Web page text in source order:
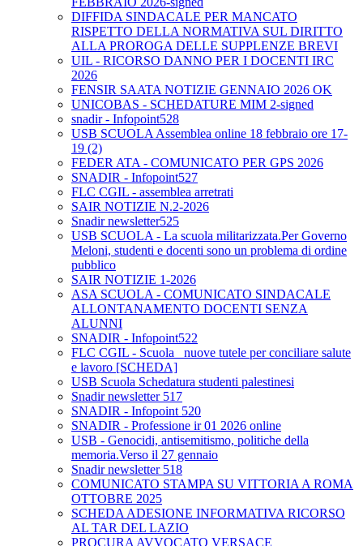
DIFFIDA SINDACALE PER MANCATO
RISPETTO DELLA NORMATIVA SUL DIRITTO
ALLA PROROGA DELLE SUPPLENZE BREVI
UIL - RICORSO DANNO PER I DOCENTI IRC
2026
FENSIR SAATA NOTIZIE GENNAIO 2026 OK
UNICOBAS - SCHEDATURE MIM 2-signed
snadir - Infopoint528
USB SCUOLA Assemblea online 18 febbraio ore 17-
19 (2)
FEDER ATA - COMUNICATO PER GPS 2026
SNADIR - Infopoint527
FLC CGIL - assemblea arretrati
SAIR NOTIZIE N.2-2026
Snadir newsletter525
USB SCUOLA - La scuola militarizzata.Per Governo
Meloni, studenti e docenti sono un problema di ordine
pubblico
SAIR NOTIZIE 1-2026
ASA SCUOLA - COMUNICATO SINDACALE
ALLONTANAMENTO DOCENTI SENZA
ALUNNI
SNADIR - Infopoint522
FLC CGIL - Scuola_ nuove tutele per conciliare salute
e lavoro [SCHEDA]
USB Scuola Schedatura studenti palestinesi
Snadir newsletter 517
SNADIR - Infopoint 520
SNADIR - Professione ir 01 2026 online
USB - Genocidi, antisemitismo, politiche della
memoria.Verso il 27 gennaio
Snadir newsletter 518
COMUNICATO STAMPA SU VITTORIA A ROMA
OTTOBRE 2025
SCHEDA ADESIONE INFORMATIVA RICORSO
AL TAR DEL LAZIO
PROCURA AVVOCATO VERSACE